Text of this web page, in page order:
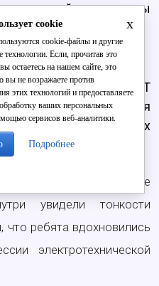
программы
филиала «Т
считает, что для
полезны в целях
узнали об энергетике
увидели тонкости
ребята вдохновились
электротехнической
x
cookie
cookie-файлы и другие
технологии. Если, прочитав это
остаетесь на нашем сайте, это
вы не возражаете против
этих технологий и предоставляете
обработку ваших персональных
сервисов веб-аналитики.
Подробнее